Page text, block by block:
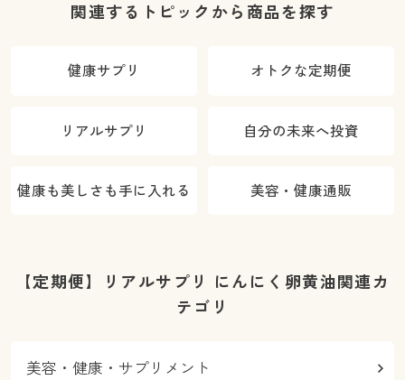
関連するトピックから商品を探す
健康サプリ オトクな定期便
リアルサプリ 自分の未来へ投資
健康も美しさも手に入れる 美容・健康通販
【定期便】リアルサプリ にんにく卵黄油関連カ
テゴリ
美容・健康・サプリメント